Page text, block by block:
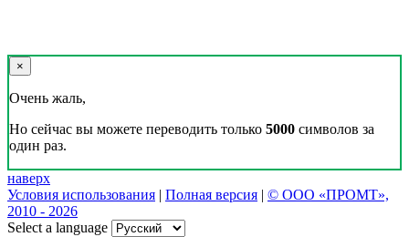
×
Очень жаль,
Но сейчас вы можете переводить только 5000 символов за
один раз.
наверх
Условия использования | Полная версия | © ООО «ПРОМТ»,
2010 - 2026
Select a language